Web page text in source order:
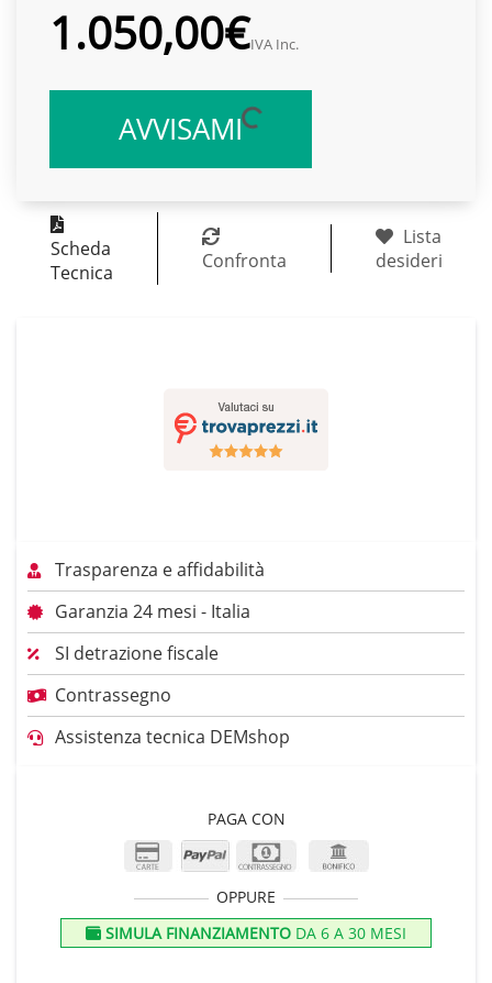
1.050,00€IVA Inc.
AVVISAMI
Scheda
Tecnica
Confronta
Lista
desideri
Trasparenza e affidabilità
Garanzia 24 mesi - Italia
SI detrazione fiscale
Contrassegno
Assistenza tecnica DEMshop
PAGA CON
OPPURE
SIMULA FINANZIAMENTO DA 6 A 30 MESI